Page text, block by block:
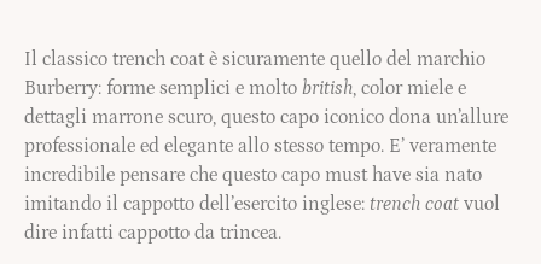
Il classico trench coat è sicuramente quello del marchio
Burberry: forme semplici e molto british , color miele e
dettagli marrone scuro, questo capo iconico dona un’allure
professionale ed elegante allo stesso tempo. E’ veramente
incredibile pensare che questo capo must have sia nato
imitando il cappotto dell’esercito inglese: trench coat vuol
dire infatti cappotto da trincea.